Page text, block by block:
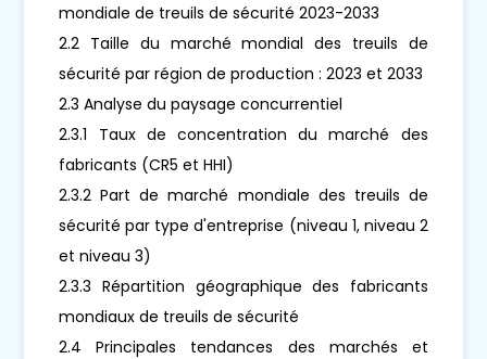
mondiale de treuils de sécurité 2023-2033
2.2 Taille du marché mondial des treuils de
sécurité par région de production : 2023 et 2033
2.3 Analyse du paysage concurrentiel
2.3.1 Taux de concentration du marché des
fabricants (CR5 et HHI)
2.3.2 Part de marché mondiale des treuils de
sécurité par type d'entreprise (niveau 1, niveau 2
et niveau 3)
2.3.3 Répartition géographique des fabricants
mondiaux de treuils de sécurité
2.4 Principales tendances des marchés et